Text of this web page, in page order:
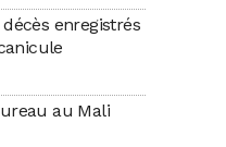
enregistrés
au Mali